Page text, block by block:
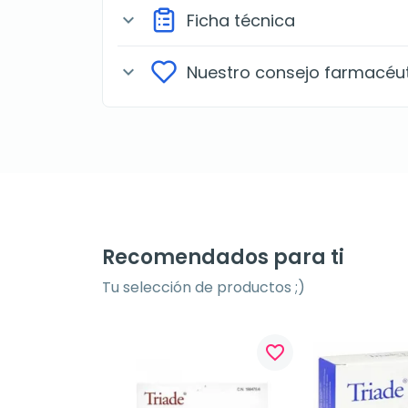
expand_more Ficha técnica
expand_more Nuestro consejo
Recomendados para ti
Tu selección de productos ;)
favorite_border